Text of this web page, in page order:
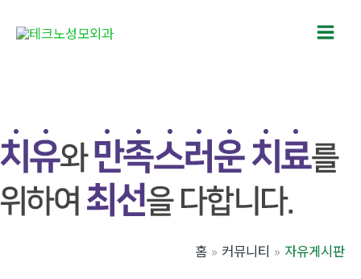
뛰
기
Main
홈 커뮤니티 자유게시판